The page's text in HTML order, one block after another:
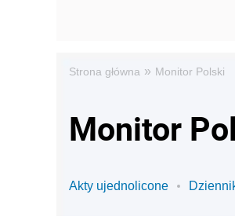
Strona główna » Monitor Polski
Monitor
Akty ujednolicone